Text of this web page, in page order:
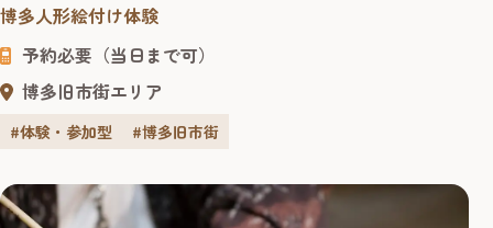
博多人形絵付け体験
予約必要（当日まで可）
博多旧市街エリア
#体験・参加型 #博多旧市街